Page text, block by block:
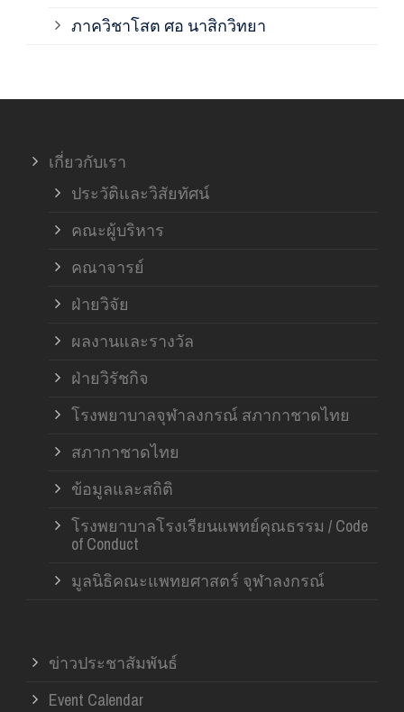
ภาควิชาโสต ศอ นาสิกวิทยา
เกี่ยวกับเรา
ประวัติและวิสัยทัศน์
คณะผู้บริหาร
คณาจารย์
ฝ่ายวิจัย
ผลงานและรางวัล
ฝ่ายวิรัชกิจ
โรงพยาบาลจุฬาลงกรณ์ สภากาชาดไทย
สภากาชาดไทย
ข้อมูลและสถิติ
โรงพยาบาลโรงเรียนแพทย์คุณธรรม / Code
of Conduct
มูลนิธิคณะแพทยศาสตร์ จุฬาลงกรณ์
ข่าวประชาสัมพันธ์
Event Calendar